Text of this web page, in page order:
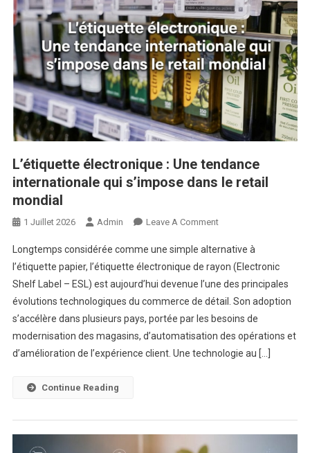
L’étiquette électronique : Une tendance
internationale qui s’impose dans le retail
mondial
1 Juillet 2026 Admin Leave A CommentOn
Électronique
:
Une
Tendance
Internationale
Qui
S’impose
Longtemps considérée comme une simple alternative à
l’étiquette papier, l’étiquette électronique de rayon (Electronic
Shelf Label – ESL) est aujourd’hui devenue l’une des principales
évolutions technologiques du commerce de détail. Son adoption
s’accélère dans plusieurs pays, portée par les besoins de
modernisation des magasins, d’automatisation des opérations et
d’amélioration de l’expérience client. Une technologie au […]
Continue Reading